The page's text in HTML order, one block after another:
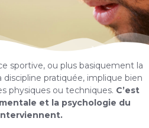
sportive, ou plus basiquement la
discipline pratiquée, implique bien
physiques ou techniques. C’est
et la psychologie du